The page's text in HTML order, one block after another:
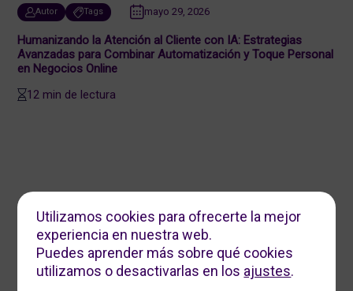
Autor Tags mayo 29, 2026
Humanizando la Atención al Cliente con IA: Estrategias
Avanzadas para Combinar Automatización y Toque Personal
en Negocios Online
12 min de lectura
Servicios Digitales Maite
Ofrecemos soluciones digitales personalizadas para
impulsar tu negocio. Contáctanos para optimizar tu
Utilizamos cookies para ofrecerte la mejor
experiencia en nuestra web.
Puedes aprender más sobre qué cookies
utilizamos o desactivarlas en los ajustes.